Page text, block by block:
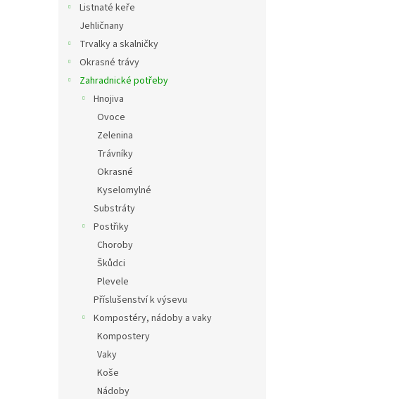
Listnaté keře
Jehličnany
Trvalky a skalničky
Okrasné trávy
Zahradnické potřeby
Hnojiva
Ovoce
Zelenina
Trávníky
Okrasné
Kyselomylné
Substráty
Postřiky
Choroby
Škůdci
Plevele
Příslušenství k výsevu
Kompostéry, nádoby a vaky
Kompostery
Vaky
Koše
Nádoby